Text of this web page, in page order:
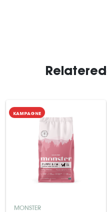
KAMPAGNE
MONSTER